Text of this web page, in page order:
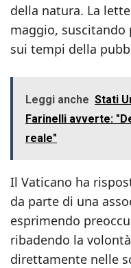
della natura. La
maggio, suscitando
sui tempi della
Leggi anche Stati
Farinelli avverte:
reale"
Il Vaticano ha
da parte di una
esprimendo
ribadendo la
direttamente nelle